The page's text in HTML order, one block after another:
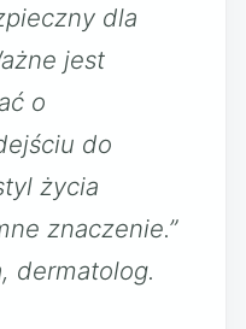
dla
jest
o
do
życia
znaczenie.”
dermatolog.